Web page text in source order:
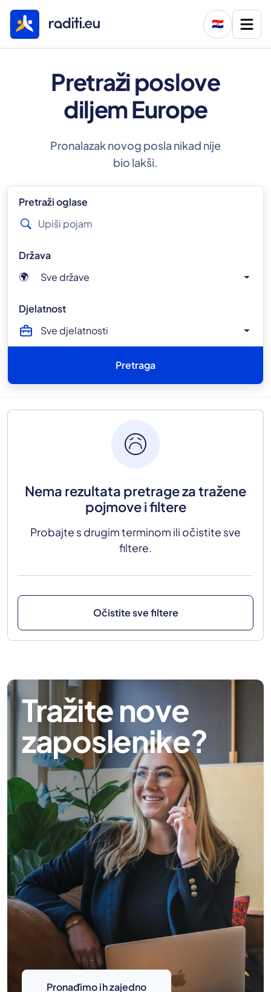
🇭🇷
Pretraži poslove
diljem Europe
Pronalazak novog posla nikad nije
bio lakši.
Pretraži oglase
Država
🌍 Sve države
Djelatnost
Sve djelatnosti
Pretraga
sentiment_sad
Nema rezultata pretrage za tražene
pojmove i filtere
Probajte s drugim terminom ili očistite sve
filtere.
Očistite sve filtere
Tražite nove
zaposlenike?
Pronađimo ih zajedno